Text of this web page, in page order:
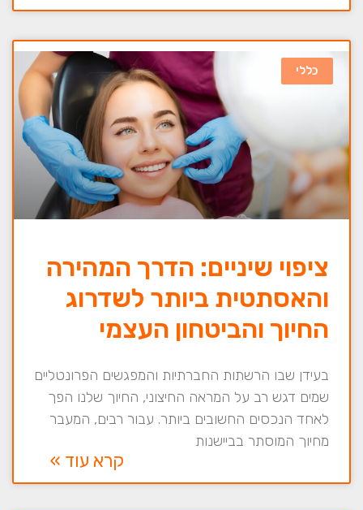
כללי
ציפוי שיניים: הדרך המהירה
והאסתטית ביותר לשדרוג
החיוך והביטחון העצמי
בעידן שבו הרשתות החברתיות והמפגשים הפרונטליים
שמים דגש רב על המראה החיצוני, החיוך שלנו הפך
לאחד הנכסים החשובים ביותר. עבור רבים, המעבר
מחיוך המוסתר בביישנות
קרא עוד »